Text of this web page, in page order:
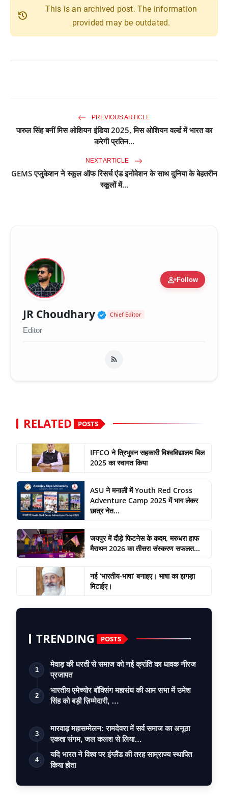
history
This is an archived post. The information
provided may be outdated.
PREVIOUS ARTICLE
पारुल सिंह बनीं मिस ओशियन इंडिया 2025, मिस ओशियन वर्ल्ड में भारत का
करेगी प्रतिन...
NEXT ARTICLE
GEMS एजुकेशन ने स्कूल ऑफ रिसर्च एंड इनोवेशन के साथ दुनिया के बेहतरीन
स्कूलों में...
person_addFollow
JR Choudhary Verified Public Figure
Chief Editor
Editor
RELATED POSTS
IFFCO ने त्रिभुवन सहकारी विश्वविद्यालय बिल
2025 का स्वागत किया
ASU ने मनाली में Youth Red Cross
Adventure Camp 2025 में भाग लेकर
छात्र नेत...
जयपुर में दौड़े फिटनेस के कदम, मरुधरा हाफ
मैराथन 2026 का तीसरा संस्करण सफलत...
नई ‘भारतीय-भाषा’ बनाइए। भाषा का झगड़ा
मिटाईए।
TRENDING POSTS
1
मेवाड़ की धरती से समाज को नई क्रांति का धावक नीरज
प्रजापत
2
भारतीय एमेच्योर बॉक्सिंग महासंघ की आम सभा में उमेश
सिंह को बड़ी ज़िम्मेदारी, …
3
मारवाड़ महासम्मेलन: रामदेवरा में सर्व समाज का अनूठा
एकता संगम, जल कलश से लिया…
4
यदि भारत ने विश्व पर इंग्लैंड की तरह साम्राज्य स्थापित
किया होता